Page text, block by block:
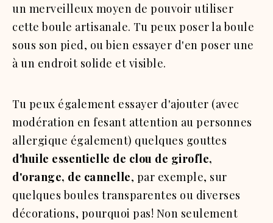
un merveilleux moyen de pouvoir utiliser
cette boule artisanale. Tu peux poser la boule
sous son pied, ou bien essayer d'en poser une
à un endroit solide et visible.
Tu peux également essayer d'ajouter (avec
modération en fesant attention au personnes
allergique également) quelques gouttes
d'huile essentielle de clou de girofle,
d'orange, de cannelle, par exemple, sur
quelques boules transparentes ou diverses
décorations, pourquoi pas! Non seulement